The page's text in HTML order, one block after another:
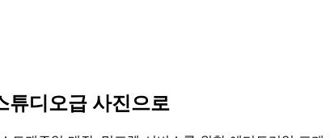
튜디오급 사진으로